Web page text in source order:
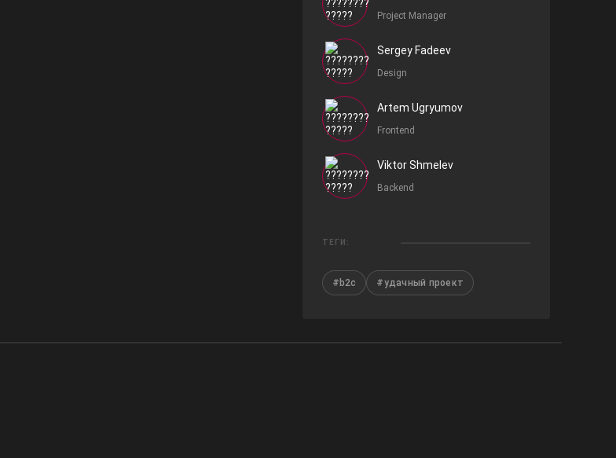
Project Manager
Sergey Fadeev
Design
Artem Ugryumov
Frontend
Viktor Shmelev
Backend
ТЕГИ:
#b2c #удачный проект